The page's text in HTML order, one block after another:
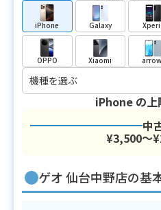
iPhone Galaxy
OPPO Xiaomi
iPhoneの上
中
¥3,500〜
ゲオ 仙台中野店の基